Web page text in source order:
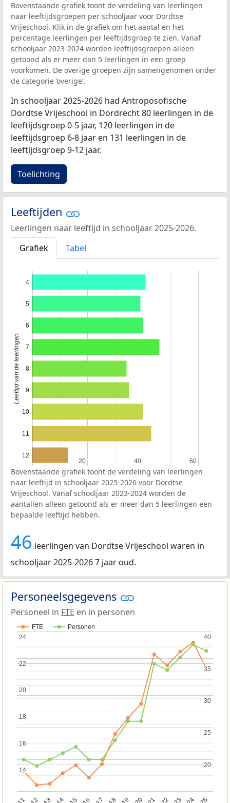
Bovenstaande grafiek toont de verdeling van leerlingen
naar leeftijdsgroepen per schooljaar voor Dordtse
Vrijeschool. Klik in de grafiek om het aantal en het
percentage leerlingen per leeftijdsgroep te zien. Vanaf
schooljaar 2023-2024 worden leeftijdsgroepen alleen
getoond als er meer dan 5 leerlingen in een groep
voorkomen. De overige groepen zijn samengenomen onder
de categorie ‘overige’.
In schooljaar 2025-2026 had Antroposofische
Dordtse Vrijeschool in Dordrecht 80 leerlingen in de
leeftijdsgroep 0-5 jaar, 120 leerlingen in de
leeftijdsgroep 6-8 jaar en 131 leerlingen in de
leeftijdsgroep 9-12 jaar.
Toelichting
Leeftijden
Leerlingen naar leeftijd in schooljaar 2025-2026.
Grafiek
Tabel
20
20 40
40 60
60
4
5
6
7
8
9
10
11
12
Leeftijd van de leerlingen
Bovenstaande grafiek toont de verdeling van leerlingen
naar leeftijd in schooljaar 2025-2026 voor Dordtse
Vrijeschool. Vanaf schooljaar 2023-2024 worden de
aantallen alleen getoond als er meer dan 5 leerlingen een
bepaalde leeftijd hebben.
46 leerlingen van Dordtse Vrijeschool waren in
schooljaar 2025-2026 7 jaar oud.
Personeelsgegevens
Personeel in FTE en in personen
FTE Personen
14
14
16
16
18
18
20
20
22
22
24
24
20
20
25
25
30
30
35
35
40
40